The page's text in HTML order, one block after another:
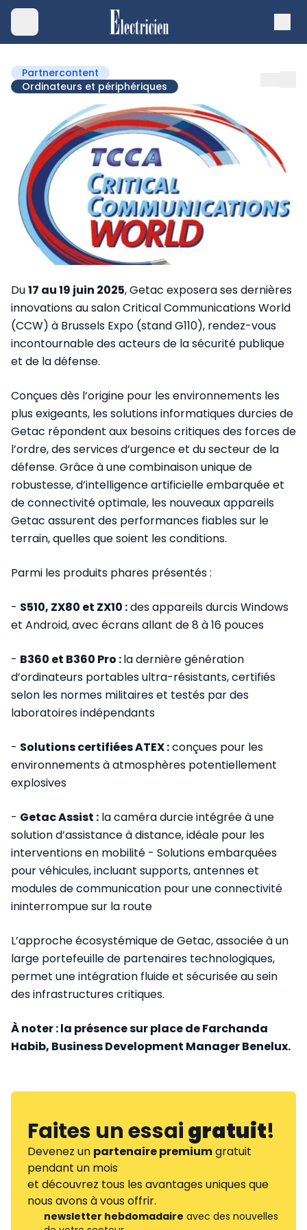
Partnercontent
Ordinateurs et périphériques
Du17 au 19 juin 2025, Getac exposera ses dernières
innovations au salon Critical Communications World
(CCW) à Brussels Expo (stand G110), rendez-vous
incontournable des acteurs de la sécurité publique
et de la défense.
Conçues dès l’origine pour les environnements les
plus exigeants, les solutions informatiques durcies de
Getac répondent aux besoins critiques des forces de
l’ordre, des services d’urgence et du secteur de la
défense. Grâce à une combinaison unique de
robustesse, d’intelligence artificielle embarquée et
de connectivité optimale, les nouveaux appareils
Getac assurent des performances fiables sur le
terrain, quelles que soient les conditions.
Parmi les produits phares présentés :
- S510, ZX80 et ZX10 :des appareils durcis Windows
et Android, avec écrans allant de 8 à 16 pouces
- B360 et B360 Pro :la dernière génération
d’ordinateurs portables ultra-résistants, certifiés
selon les normes militaires et testés par des
laboratoires indépendants
- Solutions certifiées ATEX :conçues pour les
environnements à atmosphères potentiellement
explosives
- Getac Assist : la caméra durcie intégrée à une
solution d’assistance à distance, idéale pour les
interventions en mobilité - Solutions embarquées
pour véhicules, incluant supports, antennes et
modules de communication pour une connectivité
ininterrompue sur la route
L’approche écosystémique de Getac, associée à un
large portefeuille de partenaires technologiques,
permet une intégration fluide et sécurisée au sein
des infrastructures critiques.
À noter : la présence sur place de Farchanda
Habib, Business Development Manager Benelux.
Faites un essaigratuit!
Devenez un partenaire premiumgratuit
pendant un mois
et découvrez tous les avantages uniques que
nous avons à vous offrir.
newsletter hebdomadaire avec des nouvelles